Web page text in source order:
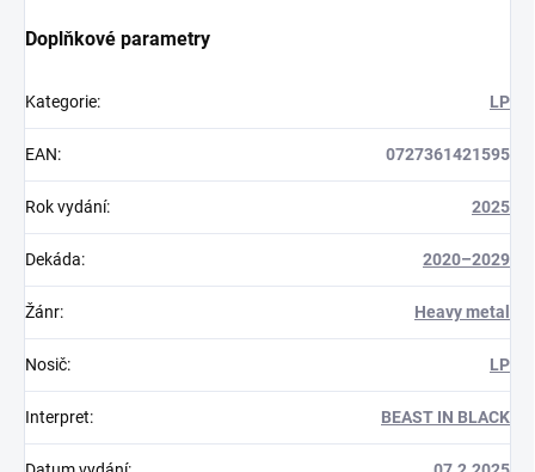
Doplňkové parametry
Kategorie: LP
EAN: 0727361421595
Rok vydání: 2025
Dekáda: 2020–2029
Žánr: Heavy metal
Nosič: LP
Interpret: BEAST IN BLACK